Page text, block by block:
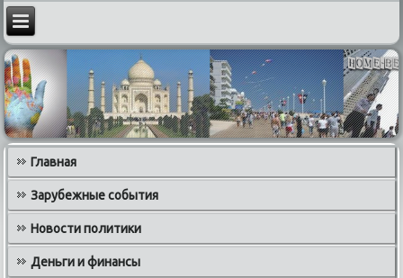
Главная
Зарубежные события
Новости политики
Деньги и финансы